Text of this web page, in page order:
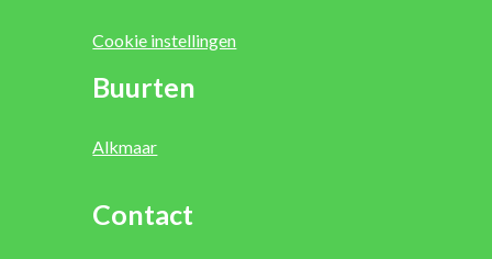
Cookie instellingen
Buurten
Alkmaar
Contact